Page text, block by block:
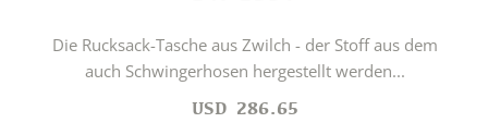
Die Rucksack-Tasche aus Zwilch - der Stoff aus dem
auch Schwingerhosen hergestellt werden...
USD 286.65